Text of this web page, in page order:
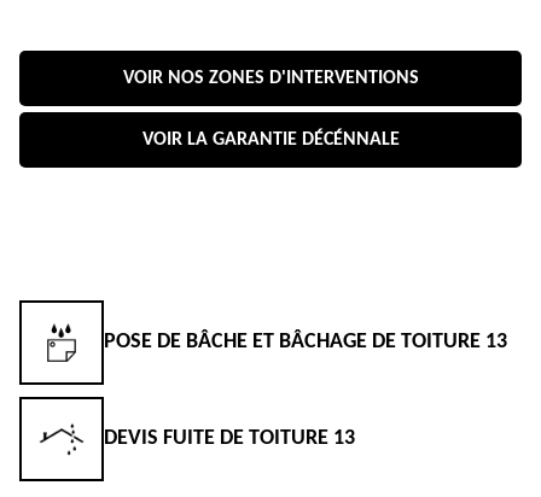
VOIR NOS ZONES D'INTERVENTIONS
VOIR LA GARANTIE DÉCÉNNALE
POSE DE BÂCHE ET BÂCHAGE DE TOITURE 13
DEVIS FUITE DE TOITURE 13